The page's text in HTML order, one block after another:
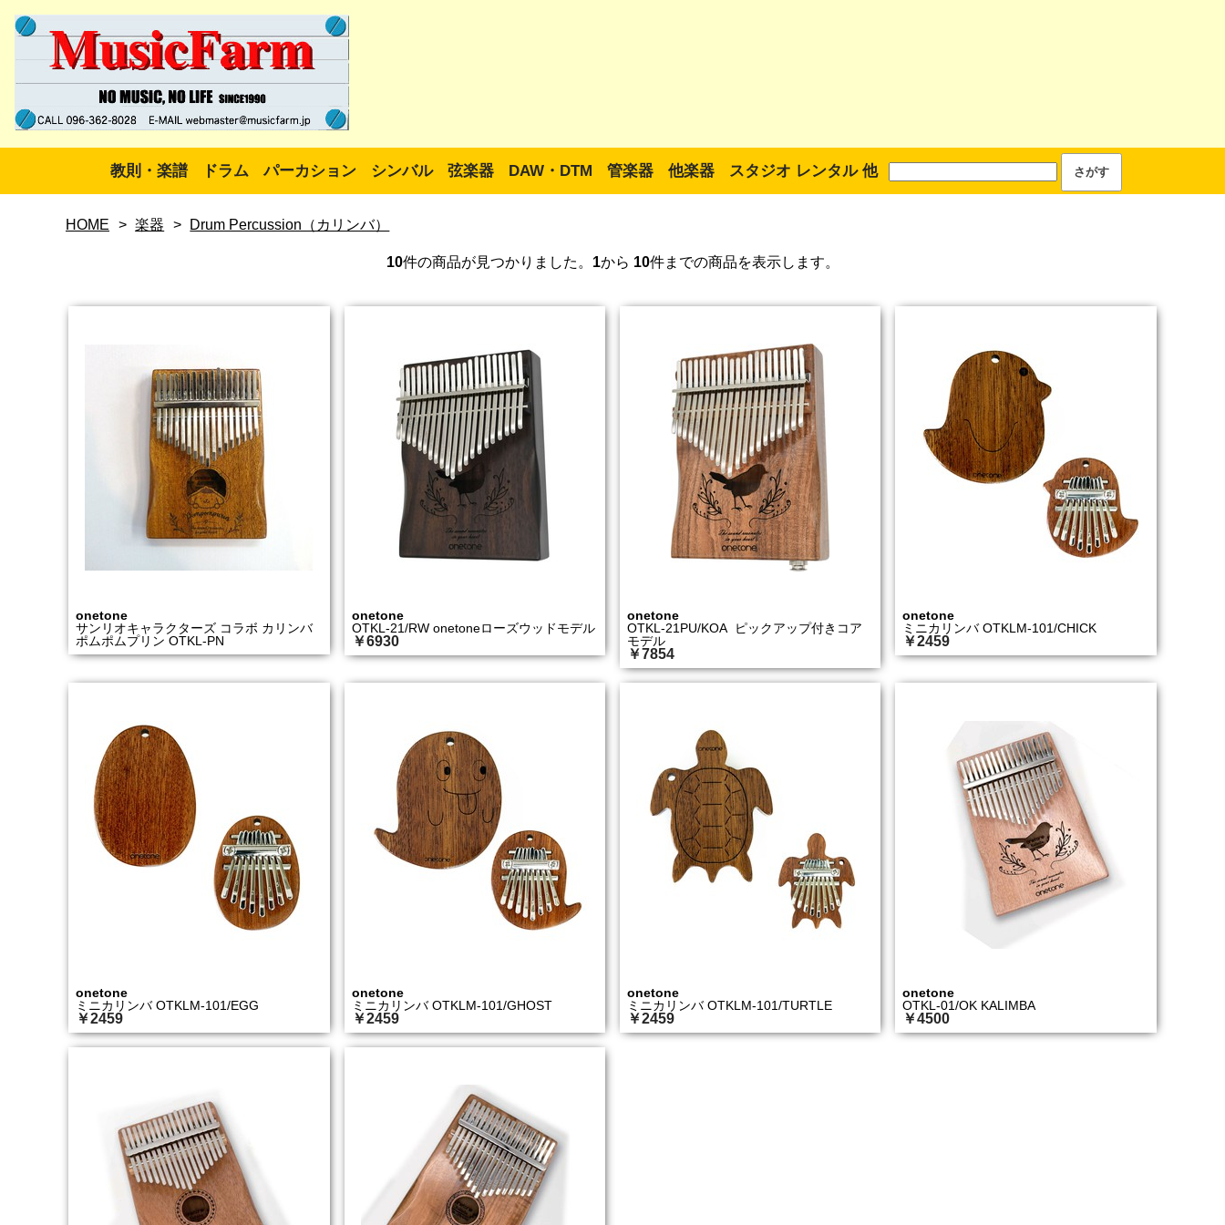
教則・楽譜 ドラム パーカション シンバル 弦楽器 DAW・DTM 管楽器 他楽器 スタジオ レンタル 他
HOME > 楽器 > Drum Percussion（カリンバ）
10件の商品が見つかりました。 1から 10件までの商品を表示します。
onetone
サンリオキャラクターズ コラボ カリンバ
ポムポムプリン OTKL-PN
onetone
OTKL-21/RW onetoneローズウッドモデル
￥6930
onetone
OTKL-21PU/KOA ピックアップ付きコア
モデル
￥7854
onetone
ミニカリンバ OTKLM-101/CHICK
￥2459
onetone
ミニカリンバ OTKLM-101/EGG
￥2459
onetone
ミニカリンバ OTKLM-101/GHOST
￥2459
onetone
ミニカリンバ OTKLM-101/TURTLE
￥2459
onetone
OTKL-01/OK KALIMBA
￥4500